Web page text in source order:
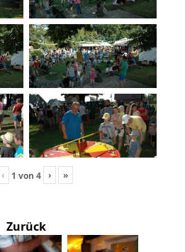
‹ 1 von 4 › »
Zurück